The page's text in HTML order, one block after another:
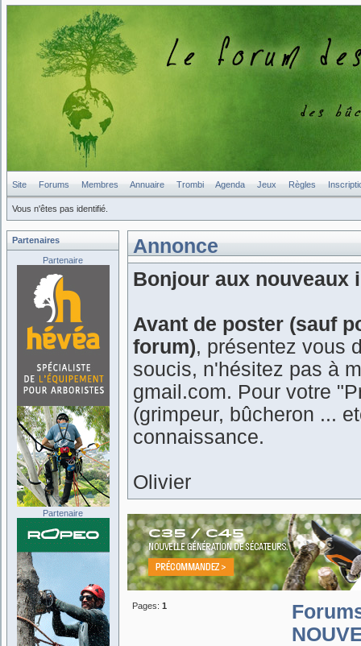
Site Forums Membres Annuaire Trombi Agenda Jeux Règles
Vous n'êtes pas identifié.
Annonce
Bonjour aux nouveaux
Avant de poster (sauf
forum), présentez vous
soucis, n'hésitez pas à
gmail.com. Pour votre
(grimpeur, bûcheron ...
connaissance.
Olivier
Pages: 1
Partenaires
Partenaire
Partenaire